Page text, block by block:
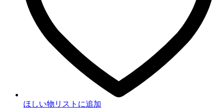
ほしい物リストに追加